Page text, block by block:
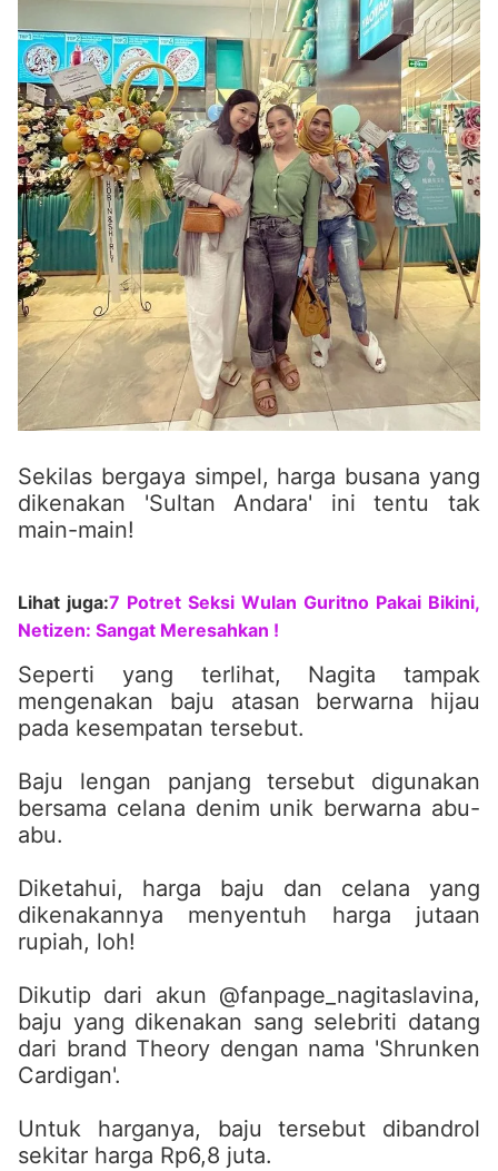
Sekilas bergaya simpel, harga busana yang
dikenakan 'Sultan Andara' ini tentu tak
main-main!
Lihat juga:7 Potret Seksi Wulan Guritno Pakai Bikini,
Netizen: Sangat Meresahkan !
Seperti yang terlihat, Nagita tampak
mengenakan baju atasan berwarna hijau
pada kesempatan tersebut.
Baju lengan panjang tersebut digunakan
bersama celana denim unik berwarna abu-
abu.
Diketahui, harga baju dan celana yang
dikenakannya menyentuh harga jutaan
rupiah, loh!
Dikutip dari akun @fanpage_nagitaslavina,
baju yang dikenakan sang selebriti datang
dari brand Theory dengan nama 'Shrunken
Cardigan'.
Untuk harganya, baju tersebut dibandrol
sekitar harga Rp6,8 juta.